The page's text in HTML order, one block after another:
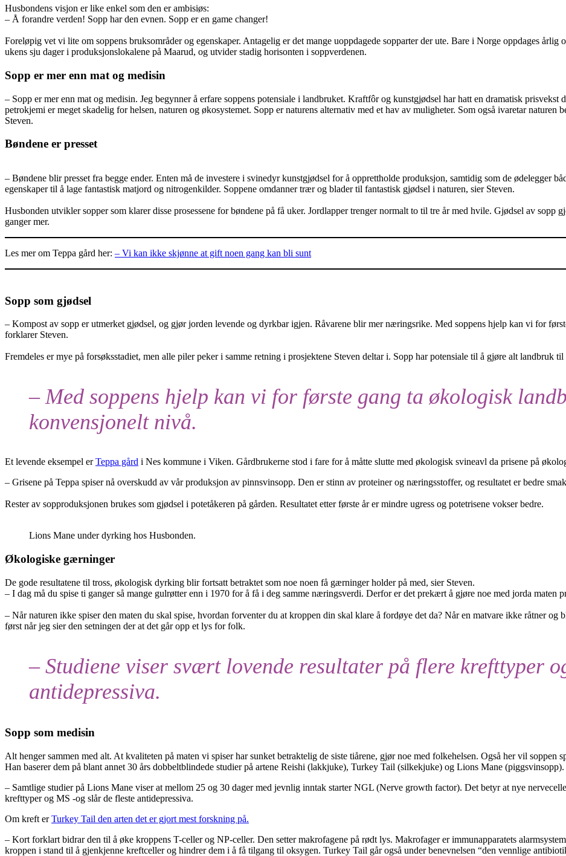
Husbondens visjon er like enkel som den er ambisiøs:
– Å forandre verden! Sopp har den evnen. Sopp er en game changer!
Foreløpig vet vi lite om soppens bruksområder og egenskaper. Antagelig er det mange uoppdagede sopparter der ute. Bare i Norge oppdages
ukens sju dager i produksjonslokalene på Maarud, og utvider stadig horisonten i soppverdenen.
Sopp er mer enn mat og medisin
– Sopp er mer enn mat og medisin. Jeg begynner å erfare soppens potensiale i landbruket. Kraftfôr og kunstgjødsel har hatt en dramatisk prisvekst
petrokjemi er meget skadelig for helsen, naturen og økosystemet. Sopp er naturens alternativ med et hav av muligheter. Som også ivaretar naturen
Steven.
Bøndene er presset
– Bøndene blir presset fra begge ender. Enten må de investere i svinedyr kunstgjødsel for å opprettholde produksjon, samtidig som de ødelegger
egenskaper til å lage fantastisk matjord og nitrogenkilder. Soppene omdanner trær og blader til fantastisk gjødsel i naturen, sier Steven.
Husbonden utvikler sopper som klarer disse prosessene for bøndene på få uker. Jordlapper trenger normalt to til tre år med hvile. Gjødsel av sopp
ganger mer.
Les mer om Teppa gård her: – Vi kan ikke skjønne at gift noen gang kan bli sunt
Sopp som gjødsel
– Kompost av sopp er utmerket gjødsel, og gjør jorden levende og dyrkbar igjen. Råvarene blir mer næringsrike. Med soppens hjelp kan vi for
forklarer Steven.
Fremdeles er mye på forsøksstadiet, men alle piler peker i samme retning i prosjektene Steven deltar i. Sopp har potensiale til å gjøre alt landbruk
– Med soppens hjelp kan vi for første gang ta økologisk
konvensjonelt nivå.
Et levende eksempel erTeppa gård i Nes kommune i Viken. Gårdbrukerne stod i fare for å måtte slutte med økologisk svineavl da prisene på
– Grisene på Teppa spiser nå overskudd av vår produksjon av pinnsvinsopp. Den er stinn av proteiner og næringsstoffer, og resultatet er bedre
Rester av sopproduksjonen brukes som gjødsel i potetåkeren på gården. Resultatet etter første år er mindre ugress og potetrisene vokser bedre.
Lions Mane under dyrking hos Husbonden.
Økologiske gærninger
De gode resultatene til tross, økologisk dyrking blir fortsatt betraktet som noe noen få gærninger holder på med, sier Steven.
– I dag må du spise ti ganger så mange gulrøtter enn i 1970 for å få i deg samme næringsverdi. Derfor er det prekært å gjøre noe med jorda maten
– Når naturen ikke spiser den maten du skal spise, hvordan forventer du at kroppen din skal klare å fordøye det da? Når en matvare ikke råtner
først når jeg sier den setningen der at det går opp et lys for folk.
– Studiene viser svært lovende resultater på flere krefttyper
antidepressiva.
Sopp som medisin
Alt henger sammen med alt. At kvaliteten på maten vi spiser har sunket betraktelig de siste tiårene, gjør noe med folkehelsen. Også her vil soppen
Han baserer dem på blant annet 30 års dobbeltblindede studier på artene Reishi (lakkjuke), Turkey Tail (silkekjuke) og Lions Mane (piggsvinsopp).
– Samtlige studier på Lions Mane viser at mellom 25 og 30 dager med jevnlig inntak starter NGL (Nerve growth factor). Det betyr at nye
krefttyper og MS -og slår de fleste antidepressiva.
Om kreft erTurkey Tail den arten det er gjort mest forskning på.
– Kort forklart bidrar den til å øke kroppens T-celler og NP-celler. Den setter makrofagene på rødt lys. Makrofager er immunapparatets
kroppen i stand til å gjenkjenne kreftceller og hindrer dem i å få tilgang til oksygen. Turkey Tail går også under benevnelsen “den vennlige